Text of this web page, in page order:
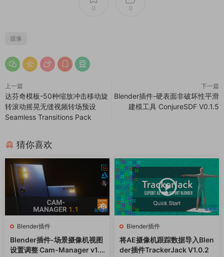
0 0
摄像
上一篇
达芬奇模板-50种缩放冲击移动旋
转滚动摇晃无缝视频转场预设
Seamless Transitions Pack
下一篇
Blender插件-硬表面非破坏性平滑
建模工具 ConjureSDF V0.1.5
猜你喜欢
Blender插件
Blender插件-场景摄像机视图
设置调整 Cam-Manager v1.1.
Blender插件
将AE摄像机跟踪数据导入Blen
der插件TrackerJack V1.0.2